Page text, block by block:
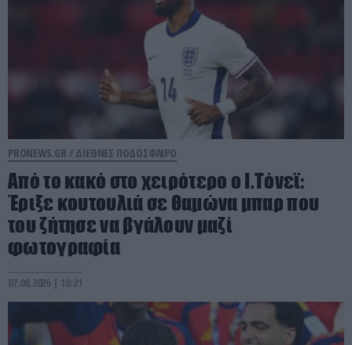
PRONEWS.GR / ΔΙΕΘΝΕΣ ΠΟΔΟΣΦΑΙΡΟ
Από το κακό στο χειρότερο ο Ι.Τόνεϊ:
Έριξε κουτουλιά σε θαμώνα μπαρ που
του ζήτησε να βγάλουν μαζί
φωτογραφία
07.08.2026 | 16:21